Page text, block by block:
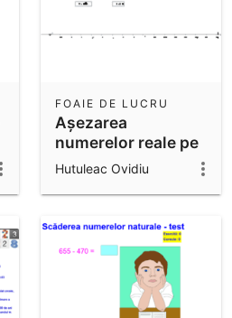
Așezarea
numerelor reale pe
axa numerelor
FOAIE DE LUCRU
Hutuleac Ovidiu